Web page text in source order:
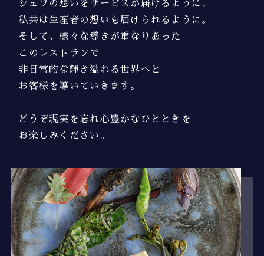
シェフの想いをサービスが届けるように、
私共は生産者の想いも届けられるように。
そして、様々な導きが重なりあった
このレストランで
非日常的な輝き溢れる世界へと
お客様を導いていきます。
どうぞ現実を忘れ心豊かなひとときを
お楽しみください。